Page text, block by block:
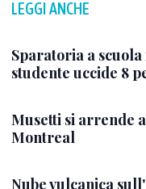
LEGGI ANCHE
Sparatoria a
studente uccide 8
Musetti si arrende
Montreal
Nube vulcanica